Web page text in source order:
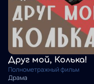
Друг мой, Колька!
Полнометражный фильм
Драма